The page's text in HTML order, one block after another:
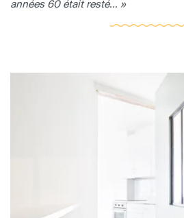
années 60 était resté... »